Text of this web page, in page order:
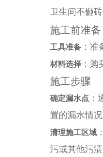
卫生间不砸
施工前准备
工具准备 ：
材料选择 ：
施工步骤
确定漏水点
置的漏水情
清理施工区域
污或其他污